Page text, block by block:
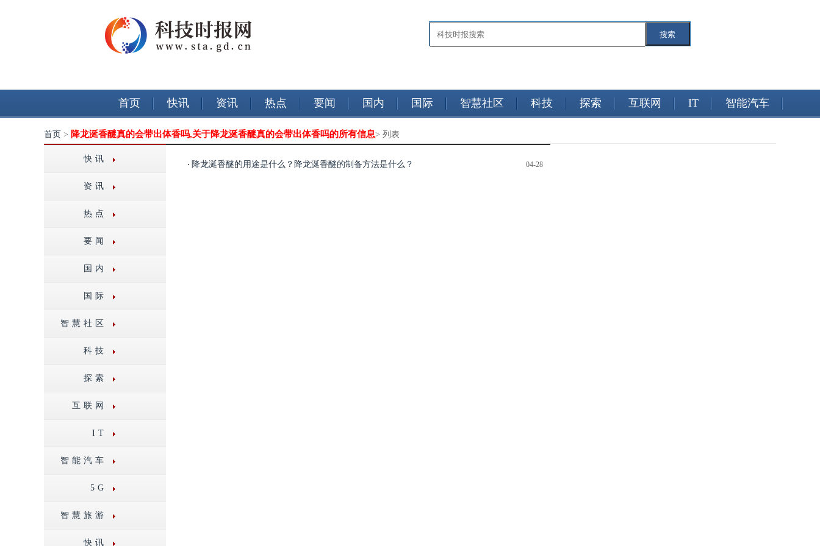
搜索
首页 快讯 资讯 热点 要闻 国内 国际 智慧社区 科技 探索 互联网 IT 智能汽车
首页 > 降龙涎香醚真的会带出体香吗,关于降龙涎香醚真的会带出体香吗的所有信息> 列表
快讯
资讯
热点
要闻
国内
国际
智慧社区
科技
探索
互联网
IT
智能汽车
5G
智慧旅游
快讯
04-28
降龙涎香醚的用途是什么？降龙涎香醚的制备方法是什么？